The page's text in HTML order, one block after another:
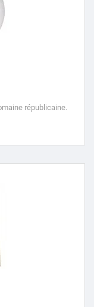
républicaine.